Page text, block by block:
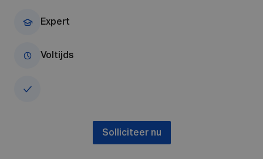
Expert
Voltijds
Solliciteer nu